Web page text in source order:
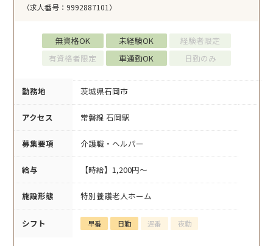
（求人番号：9992887101）
無資格OK 未経験OK
経験者限定
有資格者限定
車通勤OK 日勤のみ
勤務地 茨城県石岡市
アクセス 常磐線 石岡駅
募集要項 介護職・ヘルパー
給与 【時給】1,200円～
施設形態 特別養護老人ホーム
シフト 早番 日勤 遅番 夜勤